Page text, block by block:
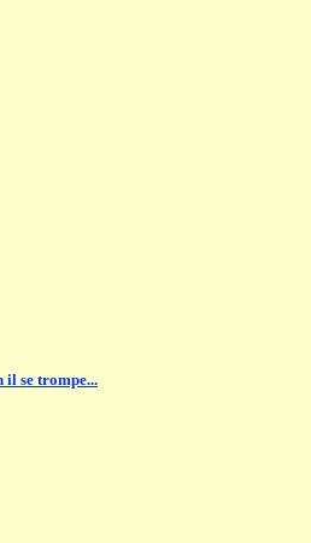
il se trompe...